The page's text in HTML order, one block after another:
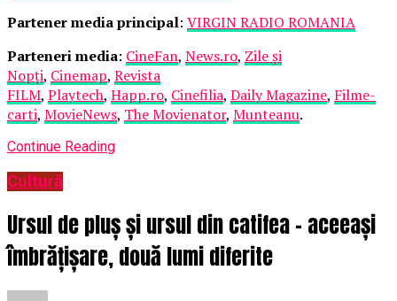
Partener media principal: VIRGIN RADIO ROMANIA
Parteneri media: CineFan, News.ro, Zile și
Nopți, Cinemap, Revista
FILM, Playtech, Happ.ro, Cinefilia, Daily Magazine, Filme-
carti, MovieNews, The Movienator, Munteanu.
Continue Reading
Cultură
Ursul de pluș și ursul din catifea – aceeași
îmbrățișare, două lumi diferite